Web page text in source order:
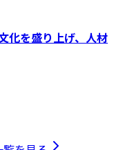
化を盛り上げ、人材